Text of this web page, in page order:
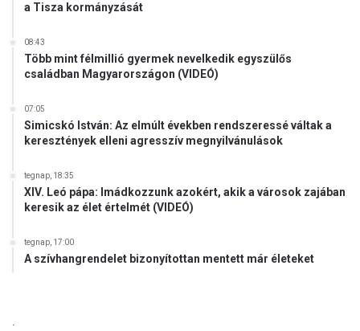
a Tisza kormányzását
08:43
Több mint félmillió gyermek nevelkedik egyszülős
családban Magyarországon (VIDEÓ)
07:05
Simicskó István: Az elmúlt években rendszeressé váltak a
keresztények elleni agresszív megnyilvánulások
tegnap, 18:35
XIV. Leó pápa: Imádkozzunk azokért, akik a városok zajában
keresik az élet értelmét (VIDEÓ)
tegnap, 17:00
A szívhangrendelet bizonyítottan mentett már életeket
.